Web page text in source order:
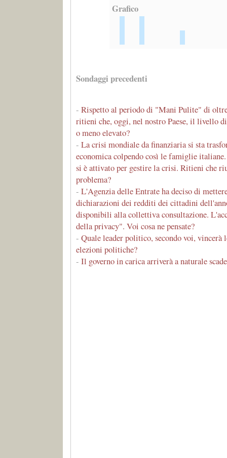
Grafico
Sondaggi precedenti
- Rispetto al periodo di "Mani Pulite" di
ritieni che, oggi, nel nostro Paese, il livello
o meno elevato?
- La crisi mondiale da finanziaria si sta
economica colpendo così le famiglie
si è attivato per gestire la crisi. Ritieni che
problema?
- L'Agenzia delle Entrate ha deciso di
dichiarazioni dei redditi dei cittadini
disponibili alla collettiva consultazione.
della privacy". Voi cosa ne pensate?
- Quale leader politico, secondo voi, vincerà
elezioni politiche?
- Il governo in carica arriverà a naturale